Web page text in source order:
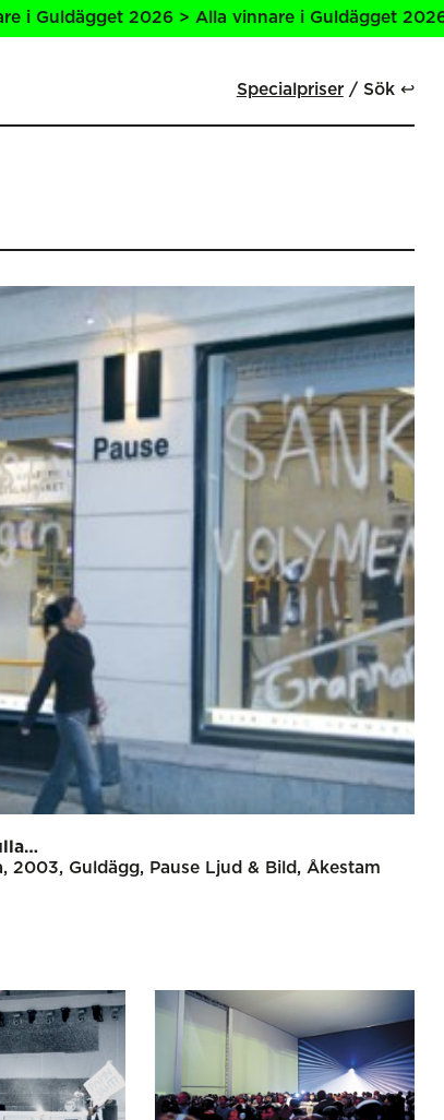
Alla vinnare i Guldägget 2026 > Alla vinnare
Specialpriser Sök ↩
2003 Guldägg Pause Ljud & Bild
Åkestam